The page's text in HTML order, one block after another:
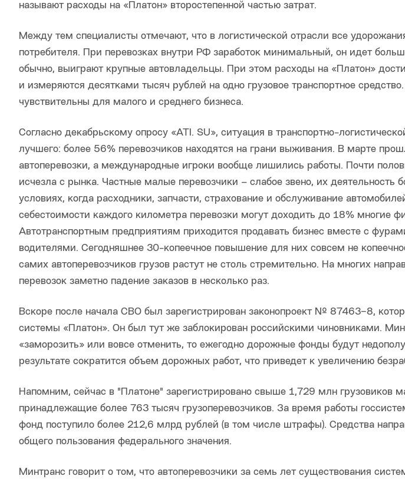
называют расходы на «Платон» второстепенной частью затрат.
Между тем специалисты отмечают, что в логистической отрасли все
потребителя. При перевозках внутри РФ заработок минимальный, он идет
обычно, выиграют крупные автовладельцы. При этом расходы на «Платон»
и измеряются десятками тысяч рублей на одно грузовое транспортное
чувствительны для малого и среднего бизнеса.
Согласно декабрьскому опросу «ATI. SU», ситуация в транспортно-
лучшего: более 56% перевозчиков находятся на грани выживания. В марте
автоперевозки, а международные игроки вообще лишились работы. Почти
исчезла с рынка. Частные малые перевозчики – слабое звено, их деятельность
условиях, когда расходники, запчасти, страхование и обслуживание
себестоимости каждого километра перевозки могут доходить до 18% многие
Автотранспортным предприятиям приходится продавать бизнес вместе с
водителями. Сегодняшнее 30-копеечное повышение для них совсем не
самих автоперевозчиков грузов растут не столь стремительно. На многих
перевозок заметно падение заказов в несколько раз.
Вскоре после начала СВО был зарегистрирован законопроект № 87463−8,
системы «Платон». Он был тут же заблокирован российскими чиновниками.
«заморозить» или вовсе отменить, то ежегодно дорожные фонды будут
результате сократится объем дорожных работ, что приведет к увеличению
Напомним, сейчас в "Платоне" зарегистрировано свыше 1,729 млн грузовиков
принадлежащие более 763 тысяч грузоперевозчиков. За время работы
фонд поступило более 212,6 млрд рублей (в том числе штрафы). Средства
общего пользования федерального значения.
Минтранс говорит о том, что автоперевозчики за семь лет существования